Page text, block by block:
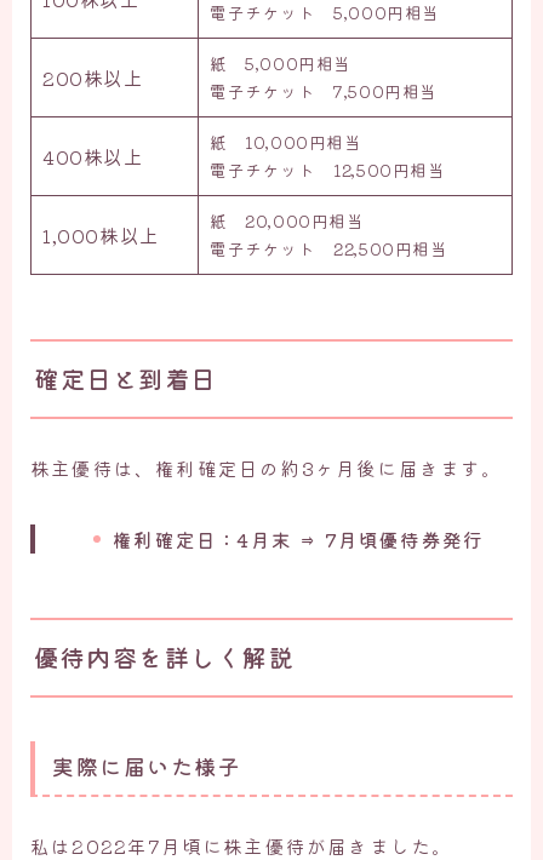
電子チケット 5,000円相当
200株以上
紙 5,000円相当
電子チケット 7,500円相当
400株以上
紙 10,000円相当
電子チケット 12,500円相当
1,000株以上
紙 20,000円相当
電子チケット 22,500円相当
確定日と到着日
株主優待は、権利確定日の約3ヶ月後に届きます。
権利確定日：4月末 ⇒ 7月頃優待券発行
優待内容を詳しく解説
実際に届いた様子
私は2022年7月頃に株主優待が届きました。